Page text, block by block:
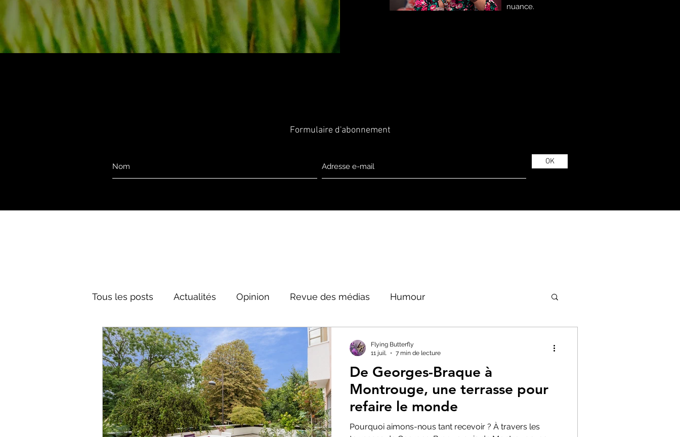
nuance.
Formulaire d'abonnement
OK
Tous les posts Actualités Opinion Revue des médias Humour
Culture&Divertissement Peinture&Photographie
Mode Histoire Politique
De Georges-Braque à
Montrouge, une terrasse pour
refaire le monde
Pourquoi aimons-nous tant recevoir ? À travers les
Flying Butterfly
11 juil.
7 min de lecture